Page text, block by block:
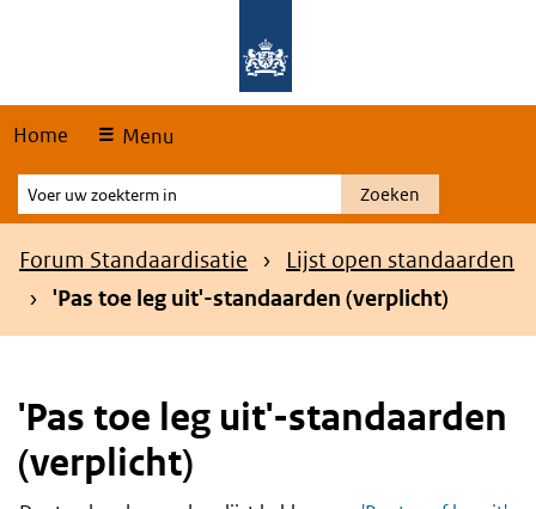
Home Menu
Voer
uw
zoekterm
Zoeken
Kruimelpad
Forum Standaardisatie
Lijst open standaarden
'Pas toe leg uit'-standaarden (verplicht)
'Pas toe leg uit'-standaarden
(verplicht)